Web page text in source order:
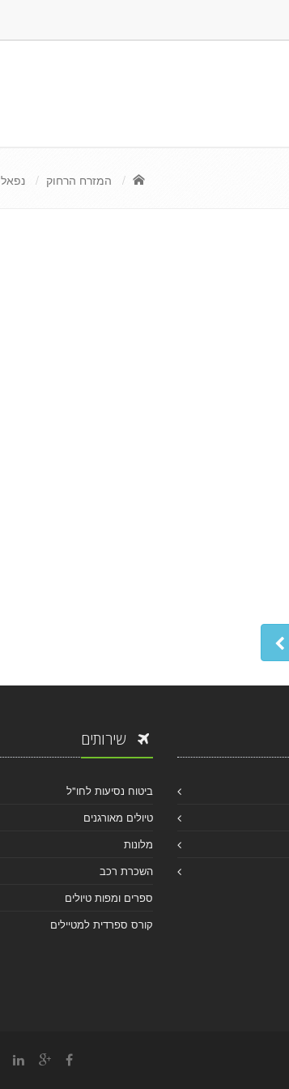
המזרח הרחוק נפאל
שירותים
ביטוח נסיעות לחו"ל
טיולים מאורגנים
מלונות
השכרת רכב
ספרים ומפות טיולים
קורס ספרדית למטיילים